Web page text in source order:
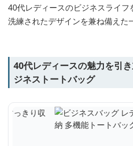
40代レディースのビジネスライフ
洗練されたデザインを兼ね備えた
40代レディースの魅力を引
ジネストートバッグ